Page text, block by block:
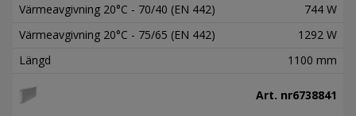
Värmeavgivning 20°C - 70/40 (EN 442)
744 W
Värmeavgivning 20°C - 75/65 (EN 442)
1292 W
Längd
1100 mm
Art. nr6738841